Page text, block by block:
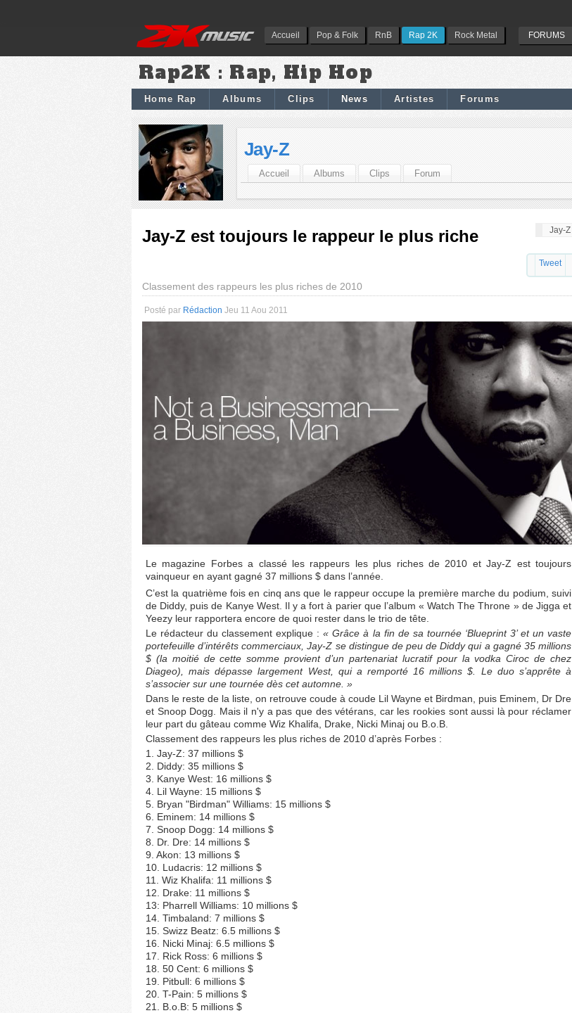
Accueil Pop & Folk RnB Rap 2K Rock Metal FORUMS
Rap2K : Rap, Hip Hop
Home Rap Albums Clips News Artistes Forums
Jay-Z
Accueil Albums Clips Forum
Jay-Z
Jay-Z est toujours le rappeur le plus riche
Tweet
Classement des rappeurs les plus riches de 2010
Posté par Rédaction Jeu 11 Aou 2011
Le magazine Forbes a classé les rappeurs les plus riches de 2010 et Jay-Z est toujours
vainqueur en ayant gagné 37 millions $ dans l’année.
C’est la quatrième fois en cinq ans que le rappeur occupe la première marche du podium, suivi
de Diddy, puis de Kanye West. Il y a fort à parier que l’album « Watch The Throne » de Jigga et
Yeezy leur rapportera encore de quoi rester dans le trio de tête.
Le rédacteur du classement explique :« Grâce à la fin de sa tournée ‘Blueprint 3’ et un vaste
portefeuille d’intérêts commerciaux, Jay-Z se distingue de peu de Diddy qui a gagné 35 millions
$ (la moitié de cette somme provient d’un partenariat lucratif pour la vodka Ciroc de chez
Diageo), mais dépasse largement West, qui a remporté 16 millions $. Le duo s’apprête à
s’associer sur une tournée dès cet automne. »
Dans le reste de la liste, on retrouve coude à coude Lil Wayne et Birdman, puis Eminem, Dr Dre
et Snoop Dogg. Mais il n'y a pas que des vétérans, car les rookies sont aussi là pour réclamer
leur part du gâteau comme Wiz Khalifa, Drake, Nicki Minaj ou B.o.B.
Classement des rappeurs les plus riches de 2010 d’après Forbes :
1. Jay-Z: 37 millions $
2. Diddy: 35 millions $
3. Kanye West: 16 millions $
4. Lil Wayne: 15 millions $
5. Bryan "Birdman" Williams: 15 millions $
6. Eminem: 14 millions $
7. Snoop Dogg: 14 millions $
8. Dr. Dre: 14 millions $
9. Akon: 13 millions $
10. Ludacris: 12 millions $
11. Wiz Khalifa: 11 millions $
12. Drake: 11 millions $
13: Pharrell Williams: 10 millions $
14. Timbaland: 7 millions $
15. Swizz Beatz: 6.5 millions $
16. Nicki Minaj: 6.5 millions $
17. Rick Ross: 6 millions $
18. 50 Cent: 6 millions $
19. Pitbull: 6 millions $
20. T-Pain: 5 millions $
21. B.o.B: 5 millions $